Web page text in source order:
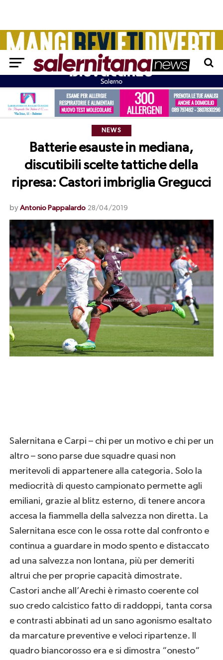
NEWS
Batterie esauste in mediana,
discutibili scelte tattiche della
ripresa: Castori imbriglia Gregucci
by Antonio Pappalardo 28/04/2019
Salernitana e Carpi – chi per un motivo e chi per un
altro – sono parse due squadre quasi non
meritevoli di appartenere alla categoria. Solo la
mediocrità di questo campionato permette agli
emiliani, grazie al blitz esterno, di tenere ancora
accesa la fiammella della salvezza non diretta. La
Salernitana esce con le ossa rotte dal confronto e
continua a guardare in modo spento e distaccato
ad una salvezza non lontana, più per demeriti
altrui che per proprie capacità dimostrate.
Castori anche all’Arechi è rimasto coerente col
suo credo calcistico fatto di raddoppi, tanta corsa
e contrasti abbinati ad un sano agonismo esaltato
da marcature preventive e veloci ripartenze. Il
quadro biancorosso era e si dimostra “onesto“